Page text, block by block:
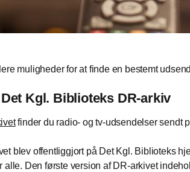
muligheder for at finde en bestemt
Kgl. Biblioteks DR-arkiv
finder du radio- og tv-udsendelser sendt
blev offentliggjort på Det Kgl. Biblioteks
alle. Den første version af DR-arkivet